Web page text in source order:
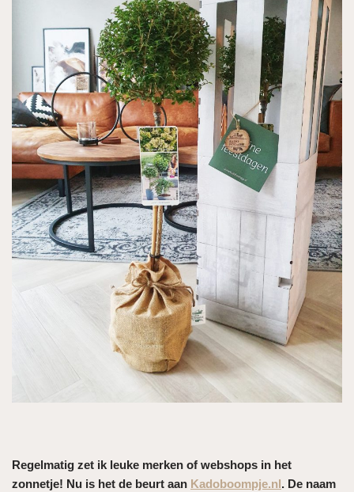
Regelmatig zet ik leuke merken of webshops in het
zonnetje! Nu is het de beurt aan Kadoboompje.nl. De naam